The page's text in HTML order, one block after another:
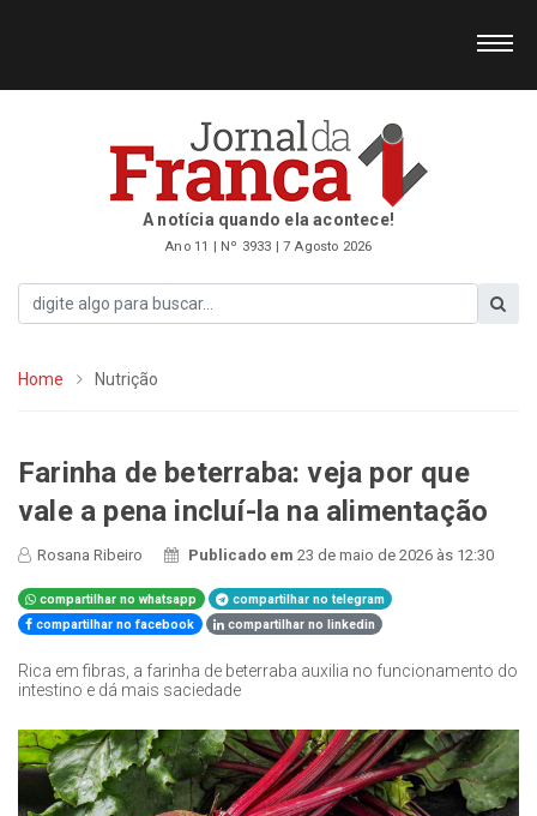
A notícia quando ela acontece!
Ano 11 | Nº 3933 | 7 Agosto 2026
Home Nutrição
Farinha de beterraba: veja por que
vale a pena incluí-la na alimentação
Rosana Ribeiro Publicado em23 de maio de 2026 às 12:30
compartilhar no whatsapp
compartilhar no telegram
compartilhar no facebook
compartilhar no linkedin
Rica em fibras, a farinha de beterraba auxilia no funcionamento do
intestino e dá mais saciedade